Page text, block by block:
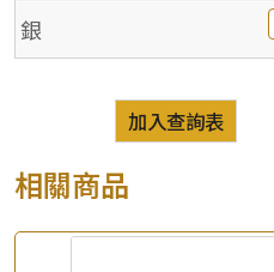
銀
加入查詢表
相關商品